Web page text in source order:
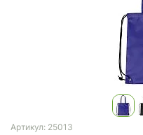
Артикул: 25013